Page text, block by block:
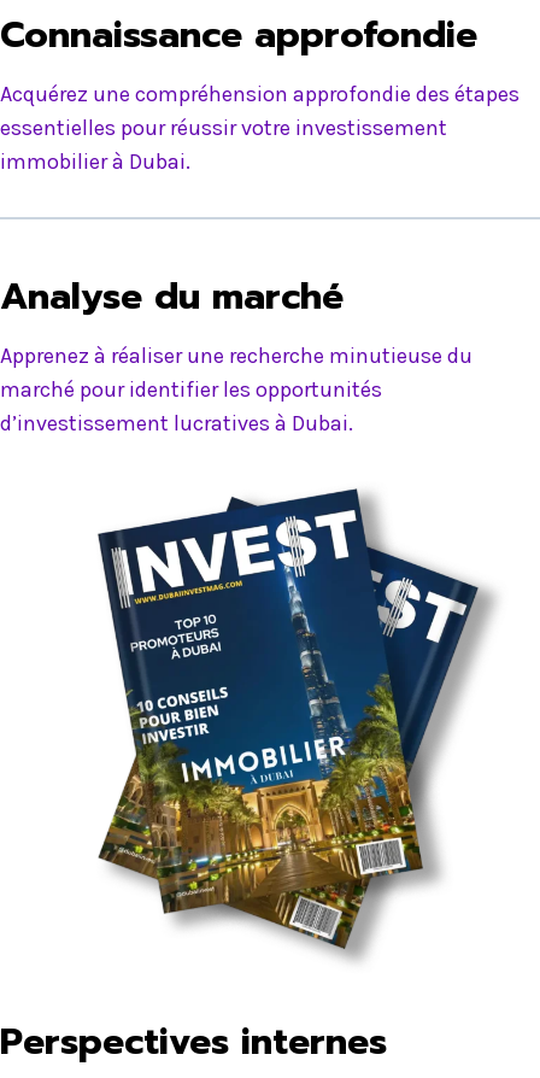
Connaissance approfondie
Acquérez une compréhension approfondie des étapes
essentielles pour réussir votre investissement
immobilier à Dubai.
Analyse du marché
Apprenez à réaliser une recherche minutieuse du
marché pour identifier les opportunités
d’investissement lucratives à Dubai.
Perspectives internes